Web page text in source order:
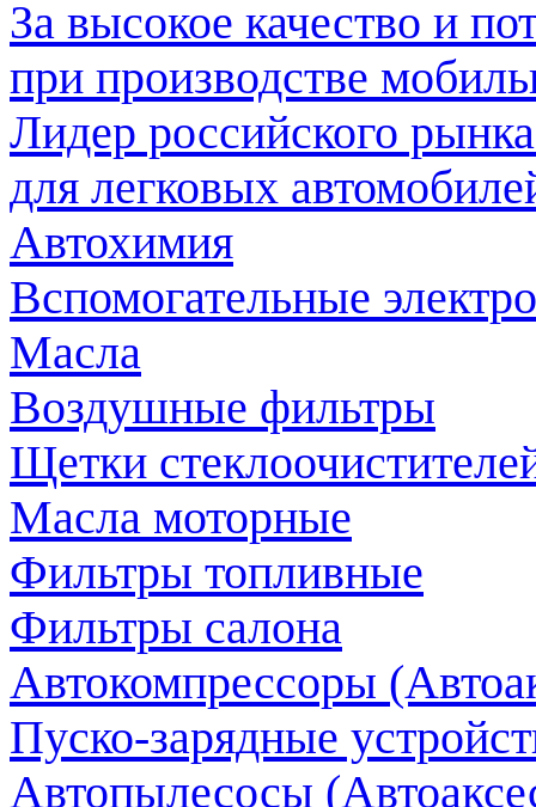
За высокое качество и
при производстве
Лидер российского
для легковых
Автохимия
Вспомогательные
Масла
Воздушные фильтры
Щетки
Масла моторные
Фильтры топливные
Фильтры салона
Автокомпрессоры
Пуско-зарядные
Автопылесосы